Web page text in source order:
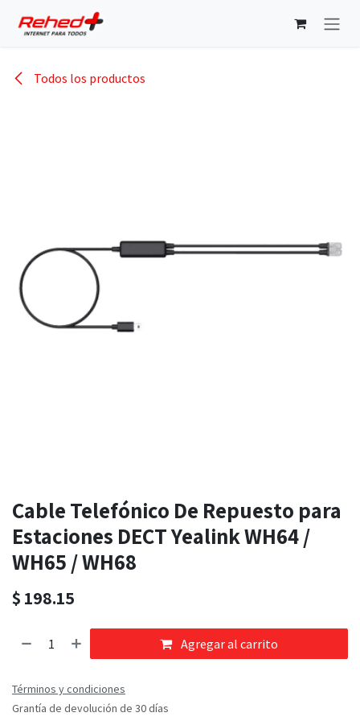
Todos los productos
Cable Telefónico De Repuesto para
Estaciones DECT Yealink WH64 /
WH65 / WH68
$ 198.15
Agregar al carrito
Términos y condiciones
Grantía de devolución de 30 días